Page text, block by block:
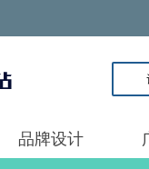
品牌设计